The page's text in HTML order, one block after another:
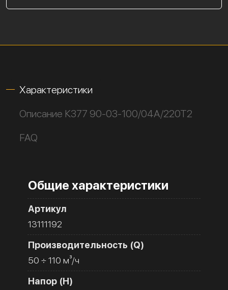
Характеристики
Описание К377 90-03-100/04А/220Т2
FAQ
Общие характеристики
Артикул
13111192
Производительность (Q)
50 ÷ 110 м³/ч
Напор (H)